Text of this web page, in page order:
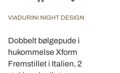
VIADURINI NIGHT DESIGN
Dobbelt bølgepude i
hukommelse Xform
Fremstillet i Italien, 2